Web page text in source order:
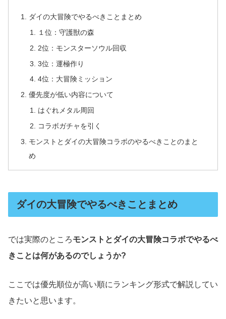
ダイの大冒険でやるべきことまとめ
１位：守護獣の森
2位：モンスターソウル回収
3位：運極作り
4位：大冒険ミッション
優先度が低い内容について
はぐれメタル周回
コラボガチャを引く
モンストとダイの大冒険コラボのやるべきことのまと
め
ダイの大冒険でやるべきことまとめ
では実際のところモンストとダイの大冒険コラボでやるべ
きことは何があるのでしょうか?
ここでは優先順位が高い順にランキング形式で解説してい
きたいと思います。